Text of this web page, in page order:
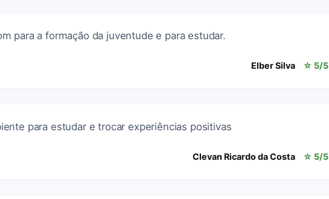
para a formação da juventude e para estudar.
Elber Silva ☆ 5/5
para estudar e trocar experiências positivas
Clevan Ricardo da Costa ☆ 5/5